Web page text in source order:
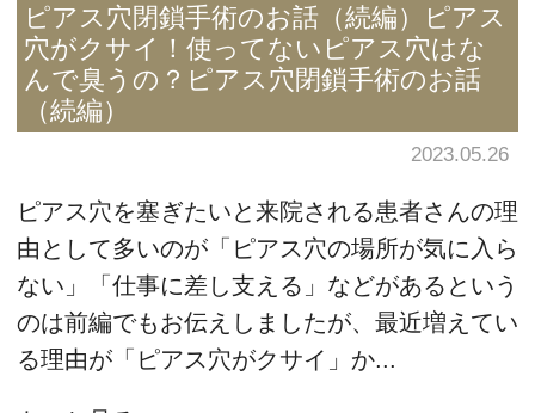
ピアス穴閉鎖手術のお話（続編）ピアス
穴がクサイ！使ってないピアス穴はな
んで臭うの？ピアス穴閉鎖手術のお話
（続編）
2023.05.26
ピアス穴を塞ぎたいと来院される患者さんの理
由として多いのが「ピアス穴の場所が気に入ら
ない」「仕事に差し支える」などがあるという
のは前編でもお伝えしましたが、最近増えてい
る理由が「ピアス穴がクサイ」か...